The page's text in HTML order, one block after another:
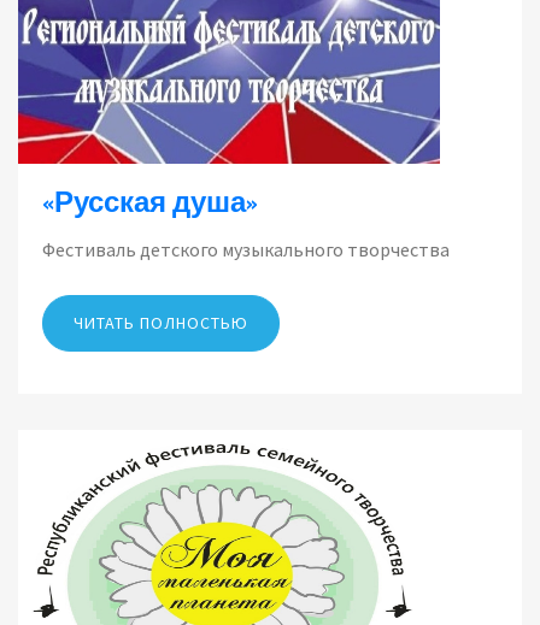
«Русская душа»
Фестиваль детского музыкального творчества
ЧИТАТЬ ПОЛНОСТЬЮ